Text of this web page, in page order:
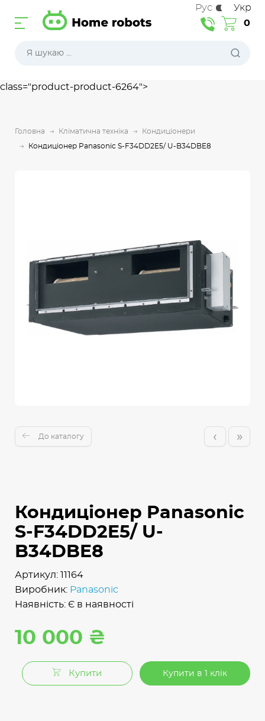
class="product-product-6264">
0
Рус Укр
Головна Кліматична техніка Кондиціонери
Кондиціонер Panasonic S-F34DD2E5/ U-B34DBE8
До каталогу ‹ »
Кондиціонер Panasonic
S-F34DD2E5/ U-
B34DBE8
Артикул: 11164
Виробник: Panasonic
Наявність: Є в наявності
10 000 ₴
Купити Купити в 1 клік